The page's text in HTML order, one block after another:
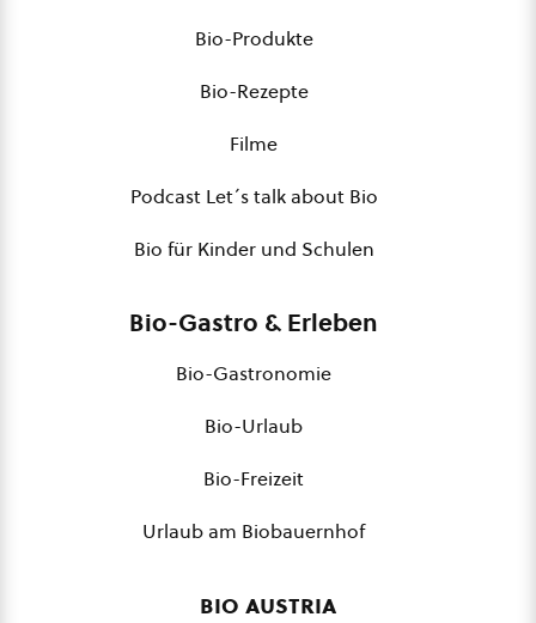
Bio-Produkte
Bio-Rezepte
Filme
Podcast Let´s talk about Bio
Bio für Kinder und Schulen
Bio-Gastro & Erleben
Bio-Gastronomie
Bio-Urlaub
Bio-Freizeit
Urlaub am Biobauernhof
bio austria